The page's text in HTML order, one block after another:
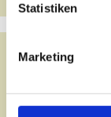
Statistiken
Marketing
der